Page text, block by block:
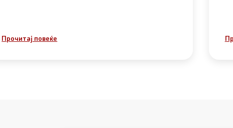
Прочитај повеќе